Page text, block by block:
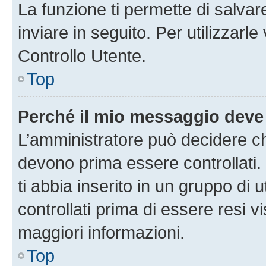
La funzione ti permette di
inviare in seguito. Per utilizzarle
Controllo Utente.
Top
Perché il mio messaggio
L’amministratore può decidere
devono prima essere
ti abbia inserito in un gruppo di
controllati prima di essere resi
maggiori informazioni.
Top